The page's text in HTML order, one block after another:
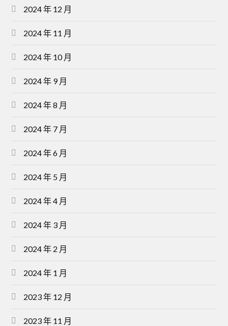
2024 年 12 月
2024 年 11 月
2024 年 10 月
2024 年 9 月
2024 年 8 月
2024 年 7 月
2024 年 6 月
2024 年 5 月
2024 年 4 月
2024 年 3 月
2024 年 2 月
2024 年 1 月
2023 年 12 月
2023 年 11 月